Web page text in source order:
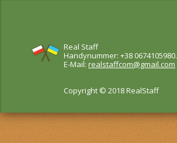
Real Staff
Handynummer: +38 0674105980.
E-Mail: realstaffcom@gmail.com
Copyright © 2018 RealStaff